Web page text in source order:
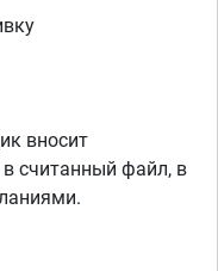
вносит
считанный файл, в